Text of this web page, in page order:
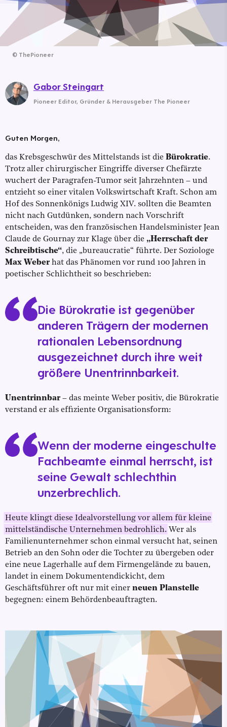
© ThePioneer
Guten Morgen,
das Krebsgeschwür des Mittelstands ist die Bürokratie.
Trotz aller chirurgischer Eingriffe diverser Chefärzte
wuchert der Paragrafen-Tumor seit Jahrzehnten – und
entzieht so einer vitalen Volkswirtschaft Kraft. Schon am
Hof des Sonnenkönigs Ludwig XIV. sollten die Beamten
nicht nach Gutdünken, sondern nach Vorschrift
entscheiden, was den französischen Handelsminister Jean
Claude de Gournay zur Klage über die „Herrschaft der
Schreibtische“, die „bureaucratie“ führte. Der Soziologe
Max Weberhat das Phänomen vor rund 100 Jahren in
poetischer Schlichtheit so beschrieben:
Die Bürokratie ist gegenüber
anderen Trägern der modernen
rationalen Lebensordnung
ausgezeichnet durch ihre weit
größere Unentrinnbarkeit.
Unentrinnbar– das meinte Weber positiv, die Bürokratie
verstand er als effiziente Organisationsform:
Wenn der moderne eingeschulte
Fachbeamte einmal herrscht, ist
seine Gewalt schlechthin
unzerbrechlich.
Heute klingt diese Idealvorstellung vor allem für kleine
mittelständische Unternehmen bedrohlich. Wer als
Familienunternehmer schon einmal versucht hat, seinen
Betrieb an den Sohn oder die Tochter zu übergeben oder
eine neue Lagerhalle auf dem Firmengelände zu bauen,
landet in einem Dokumentendickicht, dem
Geschäftsführer oft nur mit einer neuen Planstelle
begegnen: einem Behördenbeauftragten.
Gabor Steingart
Pioneer Editor, Gründer & Herausgeber The Pioneer